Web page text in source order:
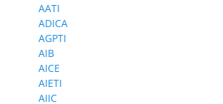
AATI
ADICA
AGPTI
AIB
AICE
AIETI
AIIC